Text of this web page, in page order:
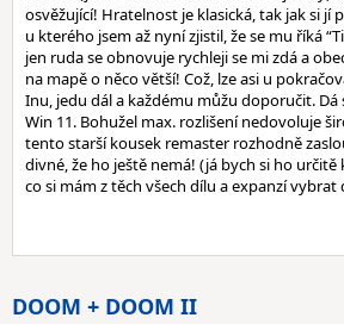
osvěžující! Hratelnost je klasická, tak jak si jí
u kterého jsem až nyní zjistil, že se mu říká
jen ruda se obnovuje rychleji se mi zdá a
na mapě o něco větší! Což, lze asi u
Inu, jedu dál a každému můžu doporučit.
Win 11. Bohužel max. rozlišení nedovoluje
tento starší kousek remaster rozhodně
divné, že ho ještě nemá! (já bych si ho určitě
co si mám z těch všech dílu a expanzí vybrat
DOOM + DOOM II